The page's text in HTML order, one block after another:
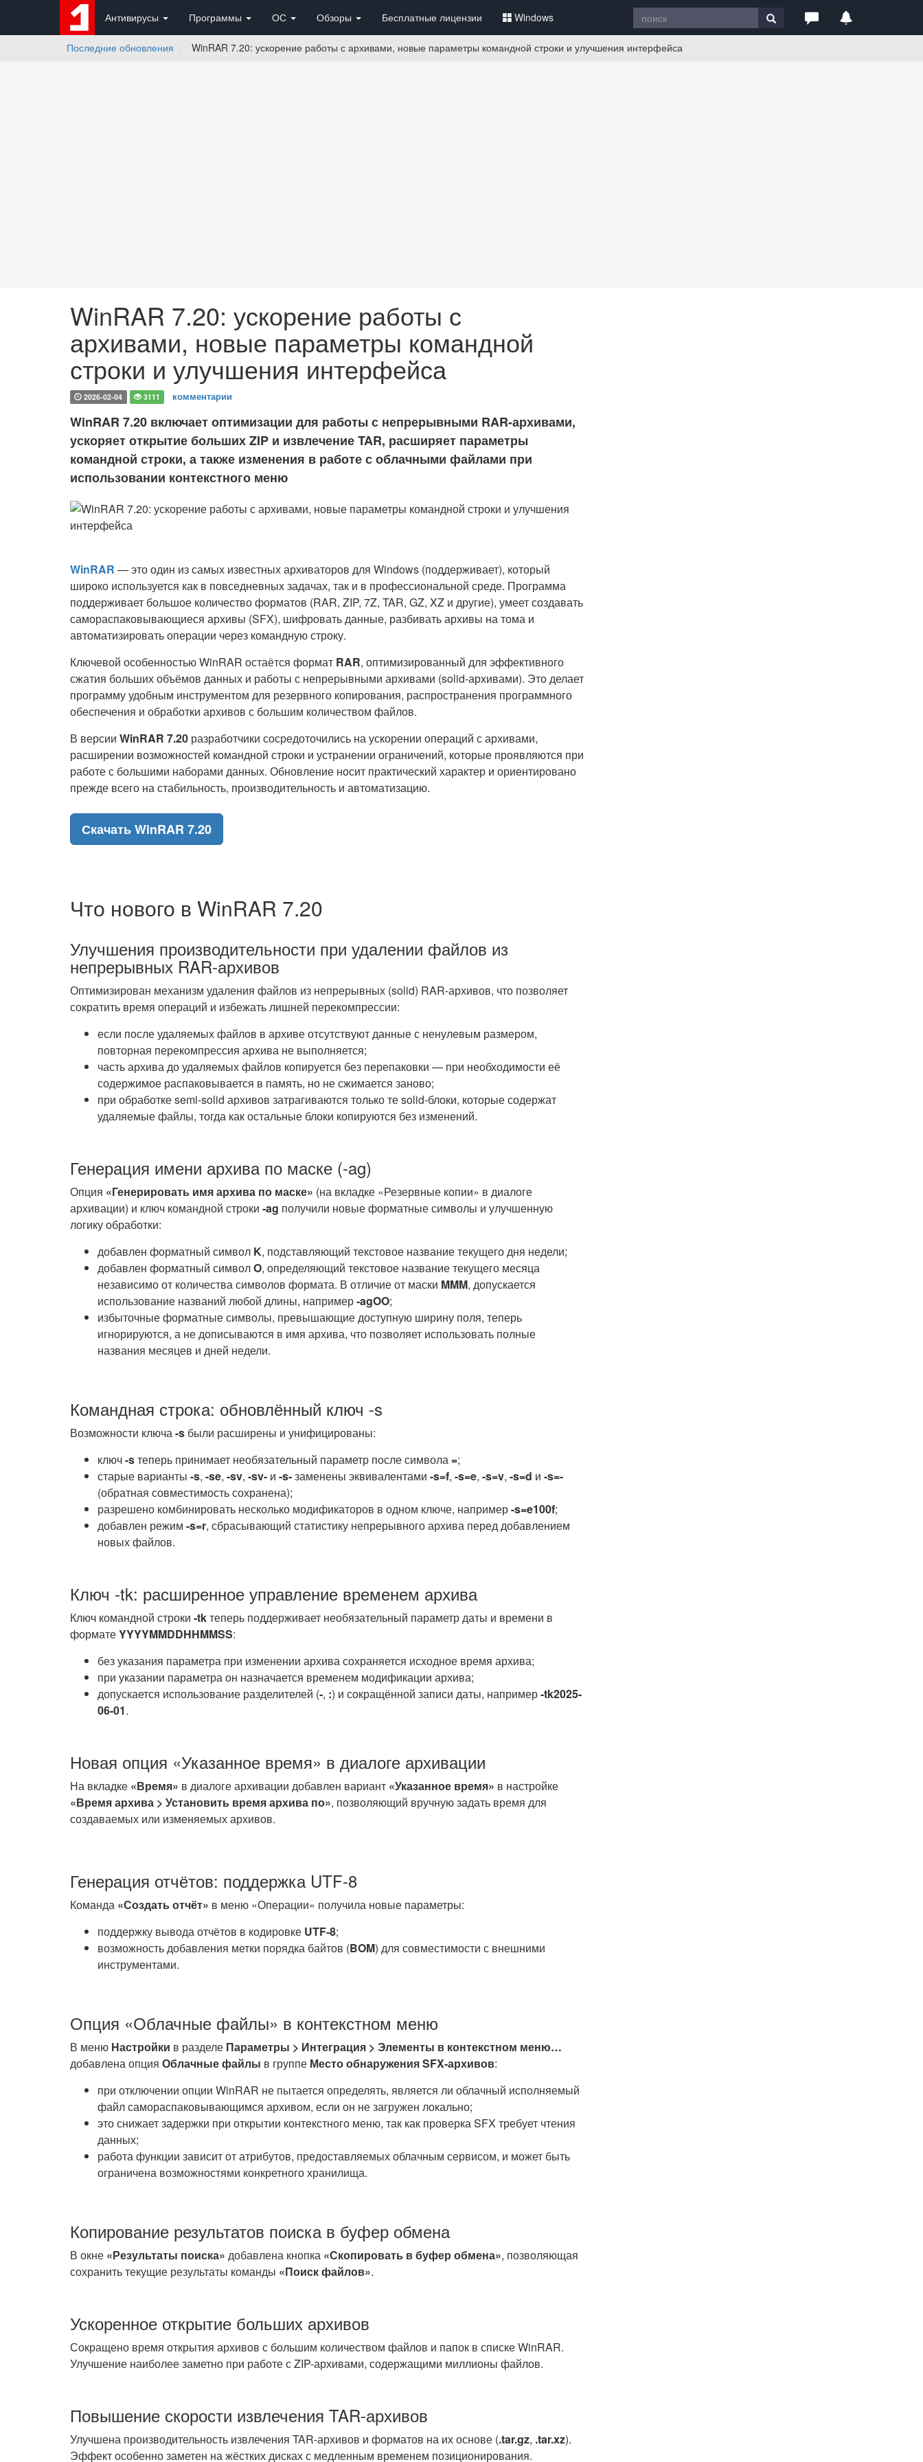
Антивирусы Программы ОС Обзоры Бесплатные лицензии Windows
Последние обновления WinRAR 7.20: ускорение работы с архивами, новые параметры командной строки и улучшения интерфейса
WinRAR 7.20: ускорение работы с
архивами, новые параметры командной
строки и улучшения интерфейса
2026-02-04 3111 комментарии
WinRAR 7.20 включает оптимизации для работы с непрерывными RAR-архивами,
ускоряет открытие больших ZIP и извлечение TAR, расширяет параметры
командной строки, а также изменения в работе с облачными файлами при
использовании контекстного меню
WinRAR — это один из самых известных архиваторов для Windows (поддерживает), который
широко используется как в повседневных задачах, так и в профессиональной среде. Программа
поддерживает большое количество форматов (RAR, ZIP, 7Z, TAR, GZ, XZ и другие), умеет создавать
самораспаковывающиеся архивы (SFX), шифровать данные, разбивать архивы на тома и
автоматизировать операции через командную строку.
Ключевой особенностью WinRAR остаётся формат RAR, оптимизированный для эффективного
сжатия больших объёмов данных и работы с непрерывными архивами (solid-архивами). Это делает
программу удобным инструментом для резервного копирования, распространения программного
обеспечения и обработки архивов с большим количеством файлов.
В версии WinRAR 7.20 разработчики сосредоточились на ускорении операций с архивами,
расширении возможностей командной строки и устранении ограничений, которые проявляются при
работе с большими наборами данных. Обновление носит практический характер и ориентировано
прежде всего на стабильность, производительность и автоматизацию.
Скачать WinRAR 7.20
Что нового в WinRAR 7.20
Улучшения производительности при удалении файлов из
непрерывных RAR-архивов
Оптимизирован механизм удаления файлов из непрерывных (solid) RAR-архивов, что позволяет
сократить время операций и избежать лишней перекомпрессии:
если после удаляемых файлов в архиве отсутствуют данные с ненулевым размером,
повторная перекомпрессия архива не выполняется;
часть архива до удаляемых файлов копируется без перепаковки — при необходимости её
содержимое распаковывается в память, но не сжимается заново;
при обработке semi-solid архивов затрагиваются только те solid-блоки, которые содержат
удаляемые файлы, тогда как остальные блоки копируются без изменений.
Генерация имени архива по маске (-ag)
Опция «Генерировать имя архива по маске» (на вкладке «Резервные копии» в диалоге
архивации) и ключ командной строки -ag получили новые форматные символы и улучшенную
логику обработки:
добавлен форматный символ K, подставляющий текстовое название текущего дня недели;
добавлен форматный символO, определяющий текстовое название текущего месяца
независимо от количества символов формата. В отличие от маски MMM, допускается
использование названий любой длины, например-agOO;
избыточные форматные символы, превышающие доступную ширину поля, теперь
игнорируются, а не дописываются в имя архива, что позволяет использовать полные
названия месяцев и дней недели.
Командная строка: обновлённый ключ -s
Возможности ключа-s были расширены и унифицированы:
ключ-sтеперь принимает необязательный параметр после символа =;
старые варианты -s, -se, -sv, -sv- и -s-заменены эквивалентами -s=f, -s=e, -s=v, -s=d и -s=-
(обратная совместимость сохранена);
разрешено комбинировать несколько модификаторов в одном ключе, например-s=e100f;
добавлен режим -s=r, сбрасывающий статистику непрерывного архива перед добавлением
новых файлов.
Ключ -tk: расширенное управление временем архива
Ключ командной строки -tkтеперь поддерживает необязательный параметр даты и времени в
форматеYYYYMMDDHHMMSS:
без указания параметра при изменении архива сохраняется исходное время архива;
при указании параметра он назначается временем модификации архива;
допускается использование разделителей (-, :) и сокращённой записи даты, например-tk2025-
06-01.
Новая опция «Указанное время» в диалоге архивации
На вкладке «Время» в диалоге архивации добавлен вариант «Указанное время» в настройке
«Время архива > Установить время архива по», позволяющий вручную задать время для
создаваемых или изменяемых архивов.
Генерация отчётов: поддержка UTF-8
Команда «Создать отчёт» в меню «Операции» получила новые параметры:
поддержку вывода отчётов в кодировке UTF-8;
возможность добавления метки порядка байтов (BOM) для совместимости с внешними
инструментами.
Опция «Облачные файлы» в контекстном меню
В меню Настройки в разделе Параметры > Интеграция > Элементы в контекстном меню…
добавлена опция Облачные файлы в группе Место обнаружения SFX-архивов:
при отключении опции WinRAR не пытается определять, является ли облачный исполняемый
файл самораспаковывающимся архивом, если он не загружен локально;
это снижает задержки при открытии контекстного меню, так как проверка SFX требует чтения
данных;
работа функции зависит от атрибутов, предоставляемых облачным сервисом, и может быть
ограничена возможностями конкретного хранилища.
Копирование результатов поиска в буфер обмена
В окне «Результаты поиска» добавлена кнопка «Скопировать в буфер обмена», позволяющая
сохранить текущие результаты команды «Поиск файлов».
Ускоренное открытие больших архивов
Сокращено время открытия архивов с большим количеством файлов и папок в списке WinRAR.
Улучшение наиболее заметно при работе с ZIP-архивами, содержащими миллионы файлов.
Повышение скорости извлечения TAR-архивов
Улучшена производительность извлечения TAR-архивов и форматов на их основе (.tar.gz, .tar.xz).
Эффект особенно заметен на жёстких дисках с медленным временем позиционирования.